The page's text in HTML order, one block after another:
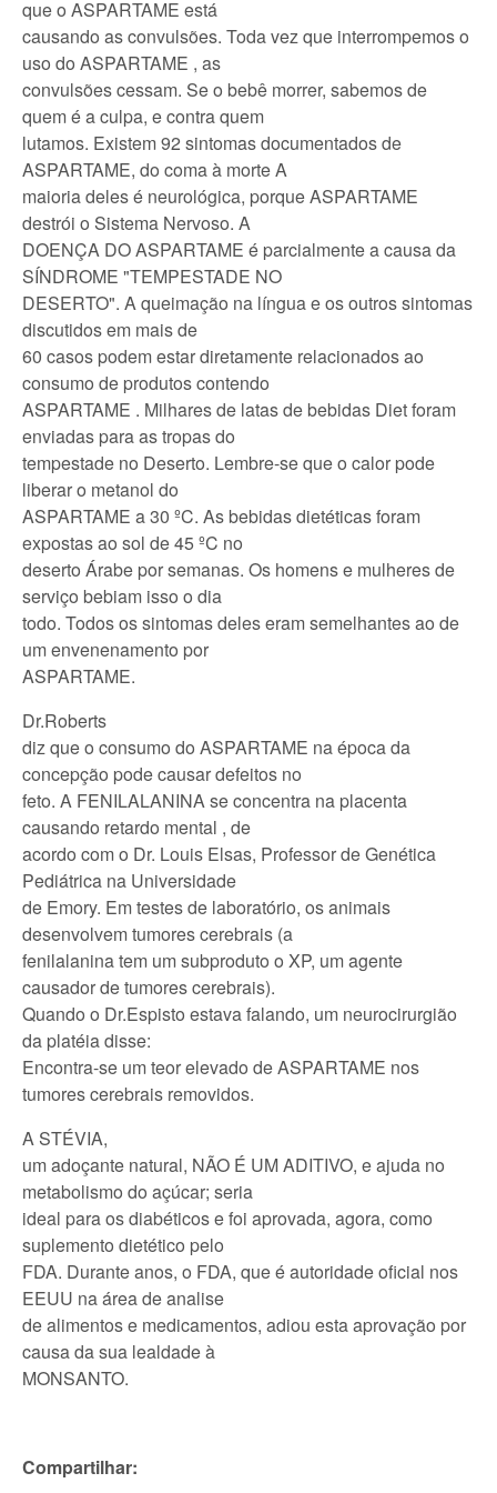
que o ASPARTAME está
causando as convulsões. Toda vez que interrompemos o
uso do ASPARTAME , as
convulsões cessam. Se o bebê morrer, sabemos de
quem é a culpa, e contra quem
lutamos. Existem 92 sintomas documentados de
ASPARTAME, do coma à morte A
maioria deles é neurológica, porque ASPARTAME
destrói o Sistema Nervoso. A
DOENÇA DO ASPARTAME é parcialmente a causa da
SÍNDROME "TEMPESTADE NO
DESERTO". A queimação na língua e os outros sintomas
discutidos em mais de
60 casos podem estar diretamente relacionados ao
consumo de produtos contendo
ASPARTAME . Milhares de latas de bebidas Diet foram
enviadas para as tropas do
tempestade no Deserto. Lembre-se que o calor pode
liberar o metanol do
ASPARTAME a 30 ºC. As bebidas dietéticas foram
expostas ao sol de 45 ºC no
deserto Árabe por semanas. Os homens e mulheres de
serviço bebiam isso o dia
todo. Todos os sintomas deles eram semelhantes ao de
um envenenamento por
ASPARTAME.
Dr.Roberts
diz que o consumo do ASPARTAME na época da
concepção pode causar defeitos no
feto. A FENILALANINA se concentra na placenta
causando retardo mental , de
acordo com o Dr. Louis Elsas, Professor de Genética
Pediátrica na Universidade
de Emory. Em testes de laboratório, os animais
desenvolvem tumores cerebrais (a
fenilalanina tem um subproduto o XP, um agente
causador de tumores cerebrais).
Quando o Dr.Espisto estava falando, um neurocirurgião
da platéia disse:
Encontra-se um teor elevado de ASPARTAME nos
tumores cerebrais removidos.
A STÉVIA,
um adoçante natural, NÃO É UM ADITIVO, e ajuda no
metabolismo do açúcar; seria
ideal para os diabéticos e foi aprovada, agora, como
suplemento dietético pelo
FDA. Durante anos, o FDA, que é autoridade oficial nos
EEUU na área de analise
de alimentos e medicamentos, adiou esta aprovação por
causa da sua lealdade à
MONSANTO.
Compartilhar: